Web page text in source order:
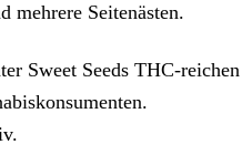
mehrere Seitenästen.
Sweet Seeds THC-reichen